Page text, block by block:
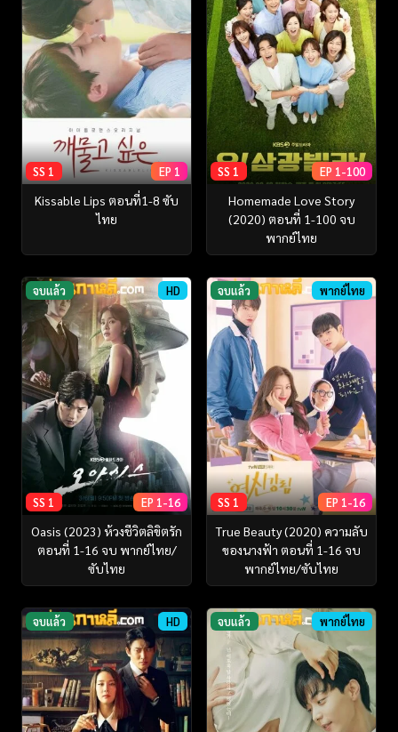
SS 1 EP 1
Kissable Lips ตอนที่1-8 ซับ
ไทย
SS 1 EP 1-100
Homemade Love Story
(2020) ตอนที่ 1-100 จบ
พากย์ไทย
จบแล้ว HD
SS 1 EP 1-16
Oasis (2023) ห้วงชีวิตลิขิตรัก
ตอนที่ 1-16 จบ พากย์ไทย/
ซับไทย
จบแล้ว พากย์ไทย
SS 1 EP 1-16
True Beauty (2020) ความลับ
ของนางฟ้า ตอนที่ 1-16 จบ
พากย์ไทย/ซับไทย
จบแล้ว HD จบแล้ว พากย์ไทย